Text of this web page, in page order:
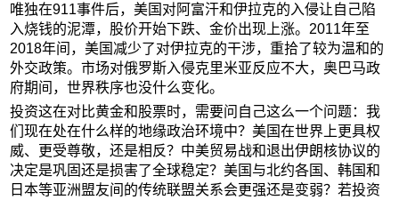
唯独在911事件后，美国对阿富汗和伊拉克的入侵让自己陷
入烧钱的泥潭，股价开始下跌、金价出现上涨。2011年至
2018年间，美国减少了对伊拉克的干涉，重拾了较为温和的
外交政策。市场对俄罗斯入侵克里米亚反应不大，奥巴马政
府期间，世界秩序也没什么变化。
投资这在对比黄金和股票时，需要问自己这么一个问题：我
们现在处在什么样的地缘政治环境中？美国在世界上更具权
威、更受尊敬，还是相反？中美贸易战和退出伊朗核协议的
决定是巩固还是损害了全球稳定？美国与北约各国、韩国和
日本等亚洲盟友间的传统联盟关系会更强还是变弱？若投资